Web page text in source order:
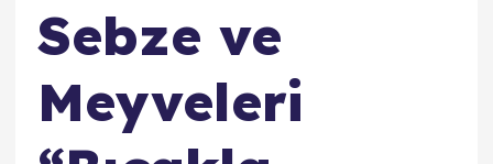
Sebze ve
Meyveleri